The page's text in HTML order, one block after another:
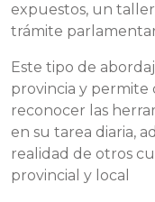
expuestos, un
trámite
Este tipo de
provincia y permite
reconocer las
en su tarea diaria,
realidad de otros
provincial y local